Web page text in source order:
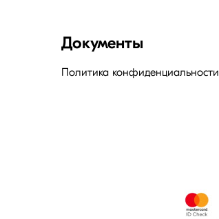
Документы
Политика конфиденциальности